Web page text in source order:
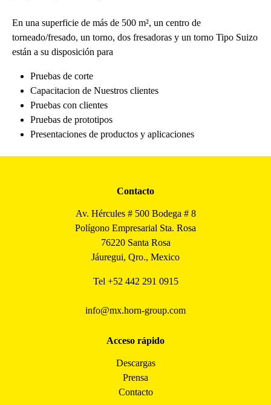
En una superficie de más de 500 m², un centro de
torneado/fresado, un torno, dos fresadoras y un torno Tipo Suizo
están a su disposición para
Pruebas de corte
Capacitacion de Nuestros clientes
Pruebas con clientes
Pruebas de prototipos
Presentaciones de productos y aplicaciones
Contacto
Av. Hércules # 500 Bodega # 8
Polígono Empresarial Sta. Rosa
76220 Santa Rosa
Jáuregui, Qro., Mexico
Tel +52 442 291 0915
info@mx.horn-group.com
Acceso rápido
Descargas
Prensa
Contacto